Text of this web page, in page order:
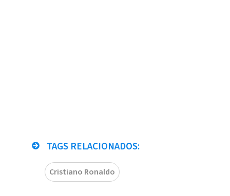
TAGS RELACIONADOS:
Cristiano Ronaldo